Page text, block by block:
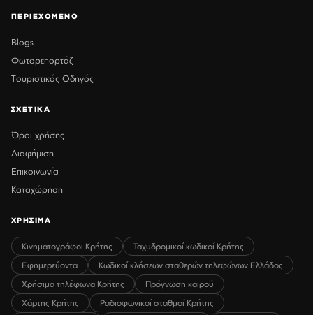
ΠΕΡΙΕΧΟΜΕΝΟ
Blogs
Φωτορεπορτάζ
Τουριστικός Οδηγός
ΣΧΕΤΙΚΑ
Όροι χρήσης
Διαφήμιση
Επικοινωνία
Καταχώρηση
ΧΡΗΣΙΜΑ
Κινηματογράφοι Κρήτης
Ταχυδρομικοί κωδικοί Κρήτης
Εφημερεύοντα
Κωδικοί κλήσεων σταθερών τηλεφώνων Ελλάδος
Χρήσιμα τηλέφωνα Κρήτης
Πρόγνωση καιρού
Χάρτης Κρήτης
Ραδιοφωνικοί σταθμοί Κρήτης